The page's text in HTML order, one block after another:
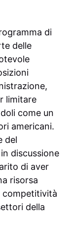
di
delle
limitare
come un
americani.
del
discussione
di aver
risorsa
competitività
della